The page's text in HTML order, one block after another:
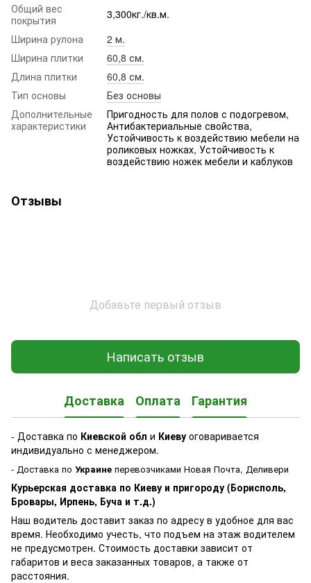
Общий вес
покрытия
3,300кг./кв.м.
Ширина рулона
2 м.
Ширина плитки
60,8 см.
Длина плитки
60,8 см.
Тип основы
Без основы
Дополнительные
характеристики
Пригодность для полов с подогревом,
Антибактериальные свойства,
Устойчивость к воздействию мебели на
роликовых ножках, Устойчивость к
воздействию ножек мебели и каблуков
Отзывы
Добавьте первый отзыв
Написать отзыв
Доставка Оплата Гарантия
- Доставка по Киевской обл и Киеву оговаривается
индивидуально с менеджером.
- Доставка по Украине перевозчиками Новая Почта, Деливери
Курьерская доставка по Киеву и пригороду (Борисполь,
Бровары, Ирпень, Буча и т.д.)
Наш водитель доставит заказ по адресу в удобное для вас
время. Необходимо учесть, что подъем на этаж водителем
не предусмотрен. Стоимость доставки зависит от
габаритов и веса заказанных товаров, а также от
расстояния.